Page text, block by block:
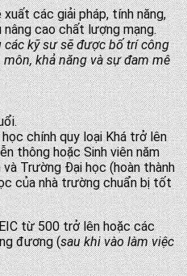
các giải pháp, tính năng,
cao chất lượng mạng.
các kỹ sư sẽ được bố trí công
khả năng và sự đam mê
chính quy loại Khá trở lên
thông hoặc Sinh viên năm
Trường Đại học (hoàn thành
của nhà trường chuẩn bị tốt
từ 500 trở lên hoặc các
đương (sau khi vào làm việc